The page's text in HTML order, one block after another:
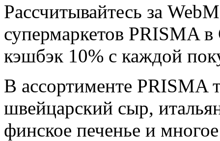
Рассчитывайтесь за
супермаркетов PRISMA
кэшбэк 10% с каждой
В ассортименте PRISMA
швейцарский сыр,
финское печенье и